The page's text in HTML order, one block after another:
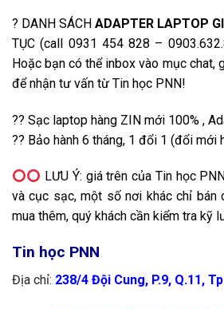
? DANH SÁCH ADAPTER LAPTOP
TỤC (call 0931 454 828 –
Hoặc bạn có thể inbox vào mục chat,
để nhận tư vấn từ Tin học PNN!
?? Sạc laptop hàng ZIN mới 100% ,
?? Bảo hành 6 tháng, 1 đổi 1 (đổi mới
LƯU Ý: giá trên của Tin học
và cục sạc, một số nơi khác chỉ bán
mua thêm, quý khách cần kiểm tra kỹ
Tin học PNN
Địa chỉ: 238/4 Đội Cung, P.9, Q.11,